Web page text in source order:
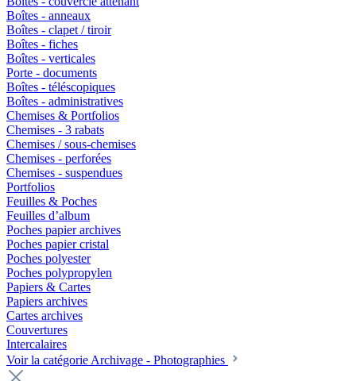
Boîtes - anneaux
Boîtes - clapet / tiroir
Boîtes - fiches
Boîtes - verticales
Porte - documents
Boîtes - téléscopiques
Boîtes - administratives
Chemises & Portfolios
Chemises - 3 rabats
Chemises / sous-chemises
Chemises - perforées
Chemises - suspendues
Portfolios
Feuilles & Poches
Feuilles d’album
Poches papier archives
Poches papier cristal
Poches polyester
Poches polypropylen
Papiers & Cartes
Papiers archives
Cartes archives
Couvertures
Intercalaires
Voir la catégorie Archivage - Photographies